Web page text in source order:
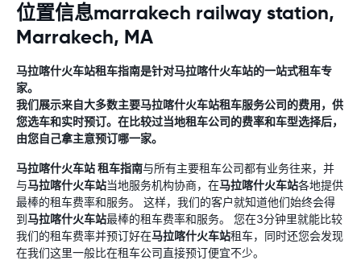
位置信息marrakech railway station,
Marrakech, MA
马拉喀什火车站租车指南是针对马拉喀什火车站的一站式租车专
家。
我们展示来自大多数主要马拉喀什火车站租车服务公司的费用，供
您选车和实时预订。在比较过当地租车公司的费率和车型选择后，
由您自己拿主意预订哪一家。
马拉喀什火车站租车指南与所有主要租车公司都有业务往来，并
与马拉喀什火车站当地服务机构协商，在马拉喀什火车站各地提供
最棒的租车费率和服务。 这样，我们的客户就知道他们始终会得
到马拉喀什火车站最棒的租车费率和服务。 您在3分钟里就能比较
我们的租车费率并预订好在马拉喀什火车站租车，同时还您会发现
在我们这里一般比在租车公司直接预订便宜不少。